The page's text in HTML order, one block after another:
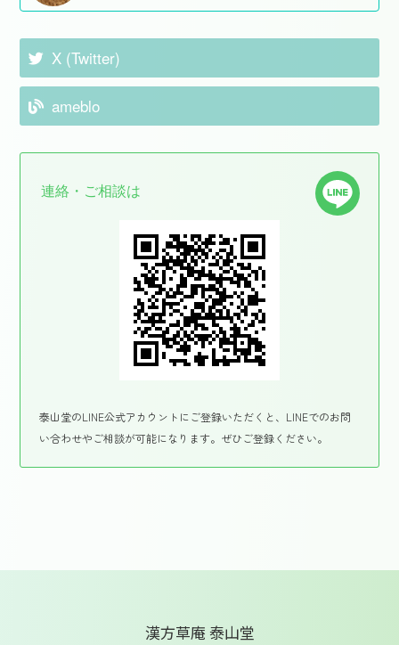
X (Twitter)
ameblo
連絡・ご相談は
泰山堂のLINE公式アカウントにご登録いただくと、LINEでのお問
い合わせやご相談が可能になります。ぜひご登録ください。
漢方草庵 泰山堂